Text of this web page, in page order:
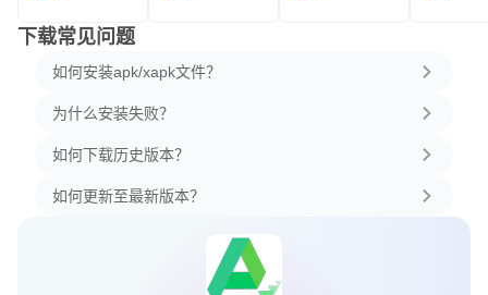
下载常见问题
如何安装apk/xapk文件？
为什么安装失败？
如何下载历史版本？
如何更新至最新版本？